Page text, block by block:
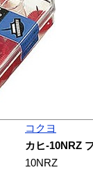
コクヨ
カヒ-10NRZ
10NRZ